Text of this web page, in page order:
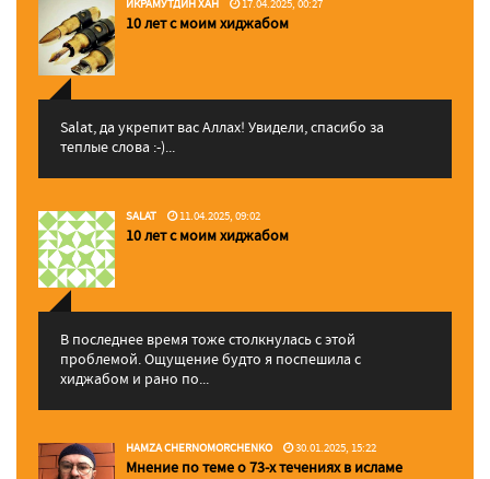
ИКРАМУТДИН ХАН 17.04.2025, 00:27
10 лет с моим хиджабом
Salat, да укрепит вас Аллаx! Увидели, спасибо за
теплые слова :-)...
SALAT 11.04.2025, 09:02
10 лет с моим хиджабом
В последнее время тоже столкнулась с этой
проблемой. Ощущение будто я поспешила с
хиджабом и рано по...
HAMZA CHERNOMORCHENKO 30.01.2025, 15:22
Мнение по теме о 73-х течениях в исламе